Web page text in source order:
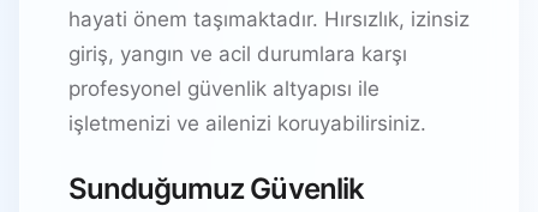
hayati önem taşımaktadır. Hırsızlık, izinsiz
giriş, yangın ve acil durumlara karşı
profesyonel güvenlik altyapısı ile
işletmenizi ve ailenizi koruyabilirsiniz.
Sunduğumuz Güvenlik